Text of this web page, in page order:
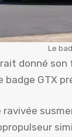
Le
donné
GTX
ravivée